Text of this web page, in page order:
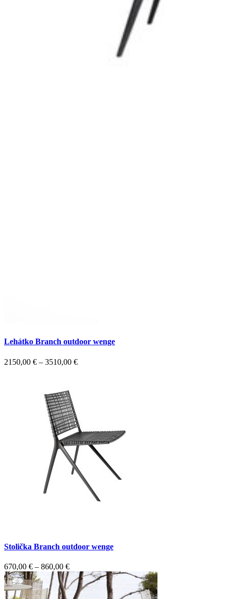
Lehátko Branch outdoor wenge
2150,00 € – 3510,00 €
Stolička Branch outdoor wenge
670,00 € – 860,00 €